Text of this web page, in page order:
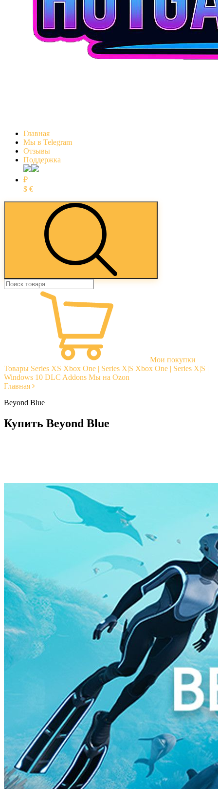
Главная
Мы в Telegram
Отзывы
Поддержка
₽
$ €
Мои покупки
Товары Series XS Xbox One | Series X|S Xbox One | Series X|S |
Windows 10 DLC Addons Мы на Ozon
Главная
Beyond Blue
Купить Beyond Blue